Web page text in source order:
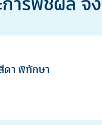
ดา พิทักษา